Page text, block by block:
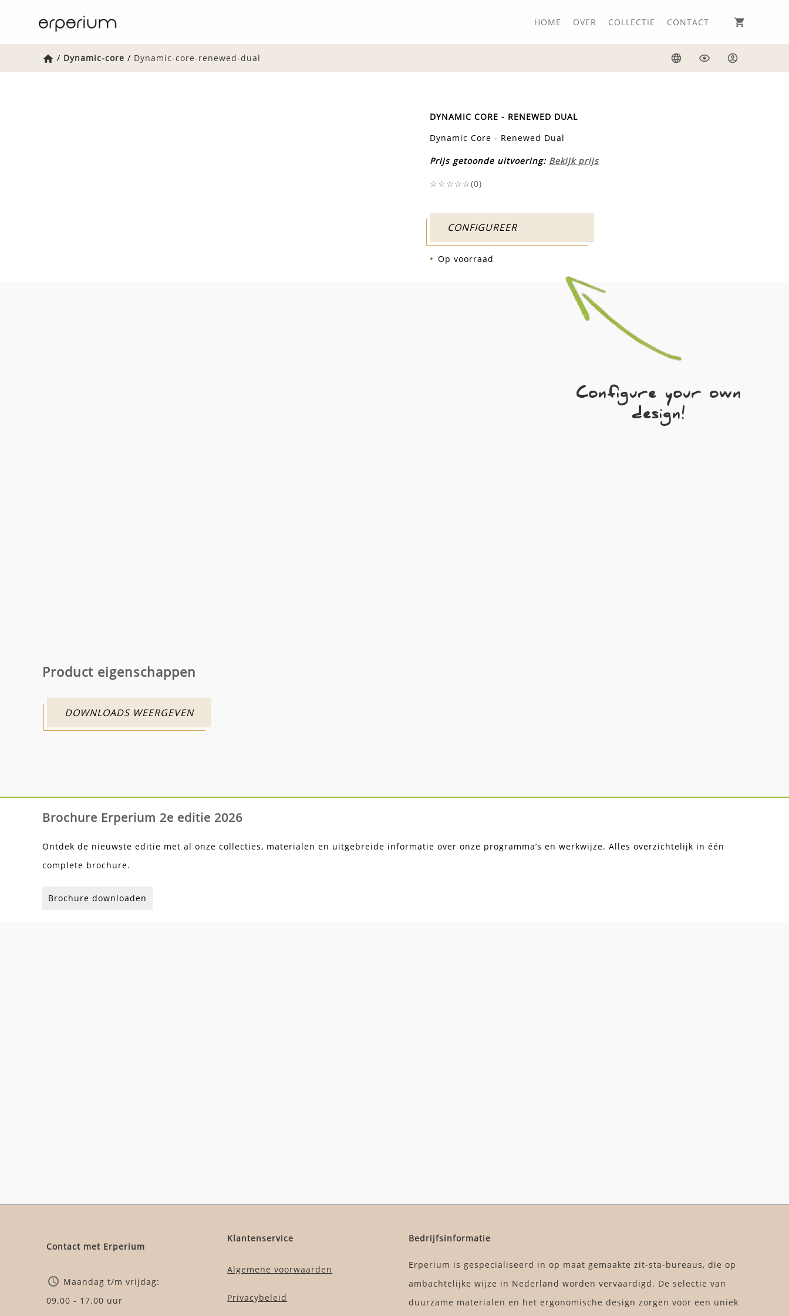
HOME OVER COLLECTIE CONTACT
Home
/ Dynamic-core / Dynamic-core-renewed-dual
DYNAMIC CORE - RENEWED DUAL
Dynamic Core - Renewed Dual
Prijs getoonde uitvoering: Bekijk prijs
☆☆☆☆☆(0)
CONFIGUREER
Op voorraad
Configure your own
design!
Product eigenschappen
DOWNLOADS WEERGEVEN
Brochure Erperium 2e editie 2026
Ontdek de nieuwste editie met al onze collecties, materialen en uitgebreide informatie over onze programma’s en werkwijze. Alles overzichtelijk in één
complete brochure.
Brochure downloaden
Contact met Erperium
Maandag t/m vrijdag:
09.00 - 17.00 uur
Klantenservice
Algemene voorwaarden
Privacybeleid
Bedrijfsinformatie
Erperium is gespecialiseerd in op maat gemaakte zit-sta-bureaus, die op
ambachtelijke wijze in Nederland worden vervaardigd. De selectie van
duurzame materialen en het ergonomische design zorgen voor een uniek